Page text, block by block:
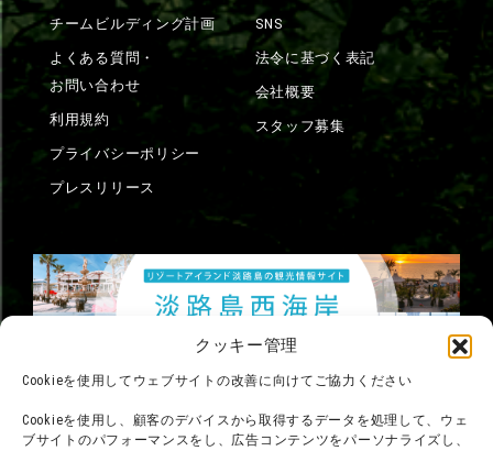
クッキー管理
Cookieを使用してウェブサイトの改善に向けてご協力ください
Cookieを使用し、顧客のデバイスから取得するデータを処理して、ウェ
ブサイトのパフォーマンスをし、広告コンテンツをパーソナライズし、
チームビルディング計画
よくある質問・
お問い合わせ
利用規約
プライバシーポリシー
プレスリリース
SNS
法令に基づく表記
会社概要
スタッフ募集